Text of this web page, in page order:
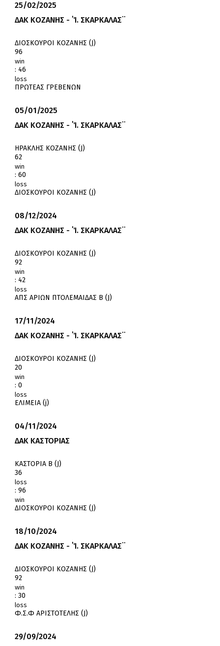
25/02/2025
ΔΑΚ ΚΟΖΑΝΗΣ - ΄Ί. ΣΚΑΡΚΑΛΑΣ¨
ΔΙΟΣΚΟΥΡΟΙ ΚΟΖΑΝΗΣ (J)
96
win
: 46
loss
ΠΡΩΤΕΑΣ ΓΡΕΒΕΝΩΝ
05/01/2025
ΔΑΚ ΚΟΖΑΝΗΣ - ΄Ί. ΣΚΑΡΚΑΛΑΣ¨
ΗΡΑΚΛΗΣ ΚΟΖΑΝΗΣ (J)
62
win
: 60
loss
ΔΙΟΣΚΟΥΡΟΙ ΚΟΖΑΝΗΣ (J)
08/12/2024
ΔΑΚ ΚΟΖΑΝΗΣ - ΄Ί. ΣΚΑΡΚΑΛΑΣ¨
ΔΙΟΣΚΟΥΡΟΙ ΚΟΖΑΝΗΣ (J)
92
win
: 42
loss
ΑΠΣ ΑΡΙΩΝ ΠΤΟΛΕΜΑΙΔΑΣ Β (J)
17/11/2024
ΔΑΚ ΚΟΖΑΝΗΣ - ΄Ί. ΣΚΑΡΚΑΛΑΣ¨
ΔΙΟΣΚΟΥΡΟΙ ΚΟΖΑΝΗΣ (J)
20
win
: 0
loss
ΕΛΙΜΕΙΑ (j)
04/11/2024
ΔΑΚ ΚΑΣΤΟΡΙΑΣ
ΚΑΣΤΟΡΙΑ Β (J)
36
loss
: 96
win
ΔΙΟΣΚΟΥΡΟΙ ΚΟΖΑΝΗΣ (J)
18/10/2024
ΔΑΚ ΚΟΖΑΝΗΣ - ΄Ί. ΣΚΑΡΚΑΛΑΣ¨
ΔΙΟΣΚΟΥΡΟΙ ΚΟΖΑΝΗΣ (J)
92
win
: 30
loss
Φ.Σ.Φ ΑΡΙΣΤΟΤΕΛΗΣ (J)
29/09/2024